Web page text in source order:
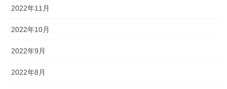
2022年11月
2022年10月
2022年9月
2022年8月